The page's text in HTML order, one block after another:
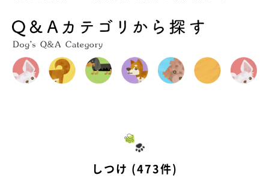
しつけ (473件)